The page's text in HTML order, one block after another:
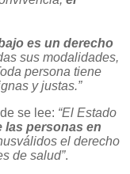
es un derecho
sus modalidades,
persona tiene
y justas.”
se lee: “El Estado
las personas en
el derecho
de salud”.